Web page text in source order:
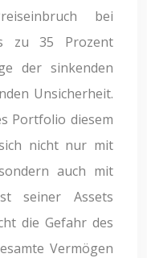
bei
zu 35 Prozent
der sinkenden
Unsicherheit.
Portfolio diesem
nicht nur mit
auch mit
seiner Assets
die Gefahr des
Vermögen